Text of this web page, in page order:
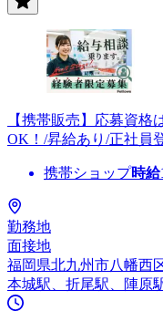
【携帯販売】応募資
OK！/昇給あり/正社員
携帯ショップ時給
勤務地
面接地
福岡県北九州市八幡西
本城駅、折尾駅、陣原